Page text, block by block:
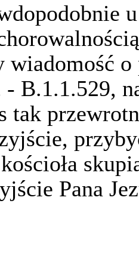
wiadomość
B.1.1.529,
tak
Pana